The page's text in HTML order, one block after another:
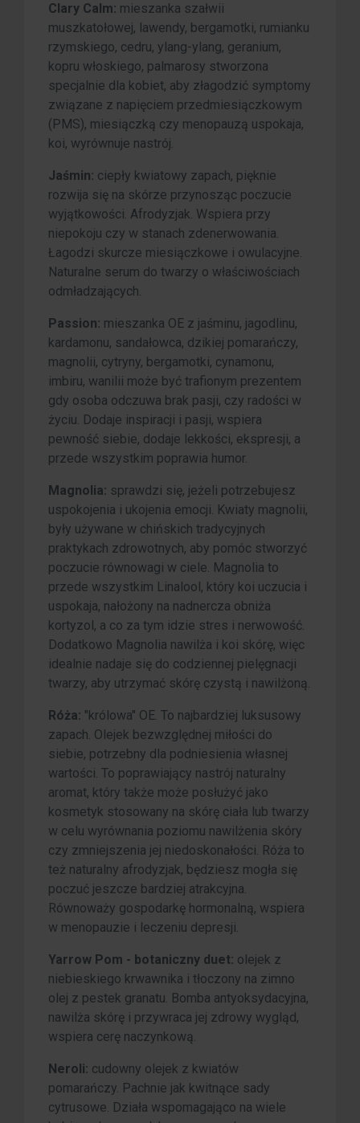
Clary Calm: mieszanka szałwii
muszkatołowej, lawendy, bergamotki, rumianku
rzymskiego, cedru, ylang-ylang, geranium,
kopru włoskiego, palmarosy stworzona
specjalnie dla kobiet, aby złagodzić symptomy
związane z napięciem przedmiesiączkowym
(PMS), miesiączką czy menopauzą uspokaja,
koi, wyrównuje nastrój.
Jaśmin: ciepły kwiatowy zapach, pięknie
rozwija się na skórze przynosząc poczucie
wyjątkowości. Afrodyzjak. Wspiera przy
niepokoju czy w stanach zdenerwowania.
Łagodzi skurcze miesiączkowe i owulacyjne.
Naturalne serum do twarzy o właściwościach
odmładzających.
Passion: mieszanka OE z jaśminu, jagodlinu,
kardamonu, sandałowca, dzikiej pomarańczy,
magnolii, cytryny, bergamotki, cynamonu,
imbiru, wanilii może być trafionym prezentem
gdy osoba odczuwa brak pasji, czy radości w
życiu. Dodaje inspiracji i pasji, wspiera
pewność siebie, dodaje lekkości, ekspresji, a
przede wszystkim poprawia humor.
Magnolia: sprawdzi się, jeżeli potrzebujesz
uspokojenia i ukojenia emocji. Kwiaty magnolii,
były używane w chińskich tradycyjnych
praktykach zdrowotnych, aby pomóc stworzyć
poczucie równowagi w ciele. Magnolia to
przede wszystkim Linalool, który koi uczucia i
uspokaja, nałożony na nadnercza obniża
kortyzol, a co za tym idzie stres i nerwowość.
Dodatkowo Magnolia nawilża i koi skórę, więc
idealnie nadaje się do codziennej pielęgnacji
twarzy, aby utrzymać skórę czystą i nawilżoną.
Róża: "królowa" OE. To najbardziej luksusowy
zapach. Olejek bezwzględnej miłości do
siebie, potrzebny dla podniesienia własnej
wartości. To poprawiający nastrój naturalny
aromat, który także może posłużyć jako
kosmetyk stosowany na skórę ciała lub twarzy
w celu wyrównania poziomu nawilżenia skóry
czy zmniejszenia jej niedoskonałości. Róża to
też naturalny afrodyzjak, będziesz mogła się
poczuć jeszcze bardziej atrakcyjna.
Równoważy gospodarkę hormonalną, wspiera
w menopauzie i leczeniu depresji.
Yarrow Pom - botaniczny duet: olejek z
niebieskiego krwawnika i tłoczony na zimno
olej z pestek granatu. Bomba antyoksydacyjna,
nawilża skórę i przywraca jej zdrowy wygląd,
wspiera cerę naczynkową.
Neroli: cudowny olejek z kwiatów
pomarańczy. Pachnie jak kwitnące sady
cytrusowe. Działa wspomagająco na wiele